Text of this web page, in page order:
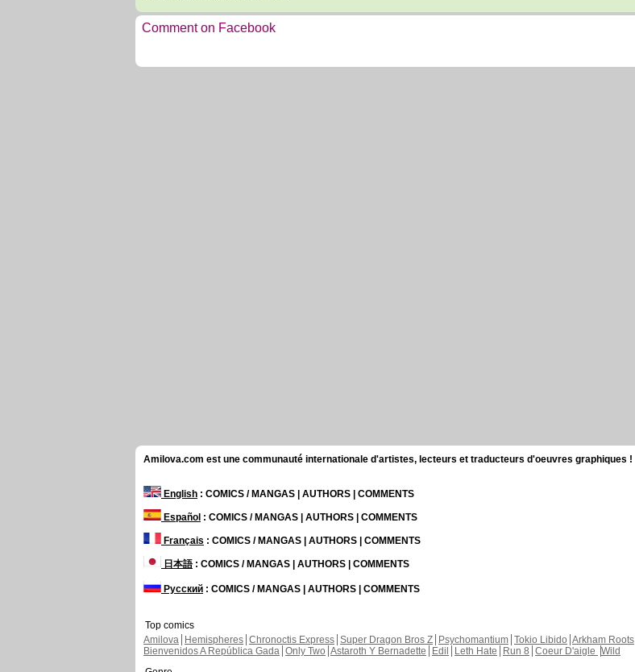
Comment on Facebook
Amilova.com est une communauté internationale d'artistes, lecteurs et traducteurs d'oeuvres graphiques !
English : COMICS / MANGAS | AUTHORS | COMMENTS
Español : COMICS / MANGAS | AUTHORS | COMMENTS
Français : COMICS / MANGAS | AUTHORS | COMMENTS
日本語: COMICS / MANGAS | AUTHORS | COMMENTS
Русский : COMICS / MANGAS | AUTHORS | COMMENTS
Top comics
Amilova
Hemispheres Chronoctis Express Super Dragon Bros Z Psychomantium Tokio Libido Arkham Roots
Bienvenidos A República Gada Only Two Astaroth Y Bernadette Edil Leth Hate Run 8 Coeur D'aigle Wild